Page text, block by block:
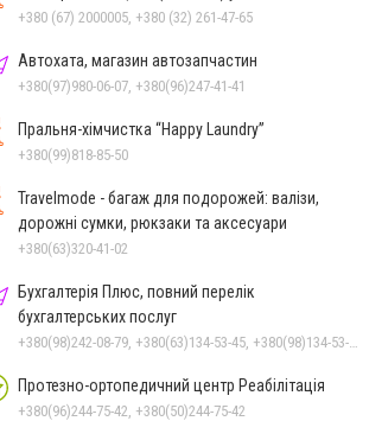
+380 (67) 2000005, +380 (32) 261-47-65
Автохата, магазин автозапчастин
+380(97)980-06-07, +380(96)247-41-41
Пральня-хімчистка “Happy Laundry”
+380(99)818-85-50
Travelmode - багаж для подорожей: валізи,
дорожні сумки, рюкзаки та аксесуари
+380(63)320-41-02
Бухгалтерія Плюс, повний перелік
бухгалтерських послуг
Протезно-ортопедичний центр Реабілітація
+380(96)244-75-42, +380(50)244-75-42